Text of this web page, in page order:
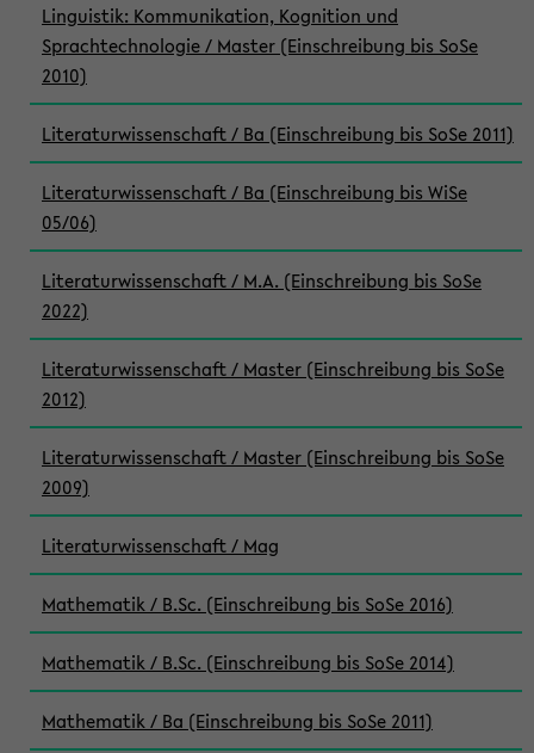
Linguistik: Kommunikation, Kognition und
Sprachtechnologie / Master (Einschreibung bis SoSe
2010)
Literaturwissenschaft / Ba (Einschreibung bis SoSe 2011)
Literaturwissenschaft / Ba (Einschreibung bis WiSe
05/06)
Literaturwissenschaft / M.A. (Einschreibung bis SoSe
2022)
Literaturwissenschaft / Master (Einschreibung bis SoSe
2012)
Literaturwissenschaft / Master (Einschreibung bis SoSe
2009)
Literaturwissenschaft / Mag
Mathematik / B.Sc. (Einschreibung bis SoSe 2016)
Mathematik / B.Sc. (Einschreibung bis SoSe 2014)
Mathematik / Ba (Einschreibung bis SoSe 2011)